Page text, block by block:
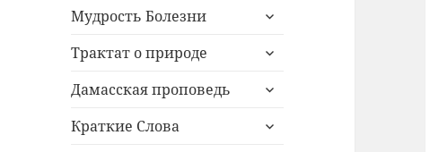
Мудрость Болезни
раскрыть
меню
Трактат о природе
раскрыть
меню
Дамасская проповедь
раскрыть
меню
Краткие Слова
раскрыть